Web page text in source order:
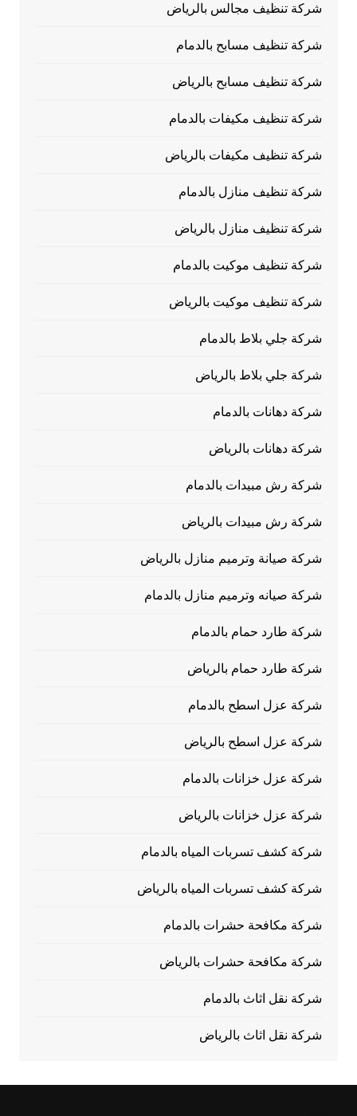
شركة تنظيف مجالس بالرياض
شركة تنظيف مسابح بالدمام
شركة تنظيف مسابح بالرياض
شركة تنظيف مكيفات بالدمام
شركة تنظيف مكيفات بالرياض
شركة تنظيف منازل بالدمام
شركة تنظيف منازل بالرياض
شركة تنظيف موكيت بالدمام
شركة تنظيف موكيت بالرياض
شركة جلي بلاط بالدمام
شركة جلي بلاط بالرياض
شركة دهانات بالدمام
شركة دهانات بالرياض
شركة رش مبيدات بالدمام
شركة رش مبيدات بالرياض
شركة صيانة وترميم منازل بالرياض
شركة صيانه وترميم منازل بالدمام
شركة طارد حمام بالدمام
شركة طارد حمام بالرياض
شركة عزل اسطح بالدمام
شركة عزل اسطح بالرياض
شركة عزل خزانات بالدمام
شركة عزل خزانات بالرياض
شركة كشف تسربات المياه بالدمام
شركة كشف تسربات المياه بالرياض
شركة مكافحة حشرات بالدمام
شركة مكافحة حشرات بالرياض
شركة نقل اثاث بالدمام
شركة نقل اثاث بالرياض